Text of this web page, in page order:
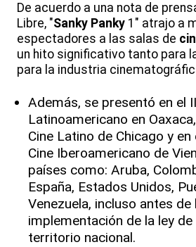
De acuerdo a una nota de
Libre, "Sanky Panky 1" atrajo a
espectadores a las salas de
un hito significativo tanto para
para la industria
Además, se presentó en el
Latinoamericano en
Cine Latino de Chicago y
Cine Iberoamericano de
países como: Aruba,
España, Estados Unidos,
Venezuela, incluso antes de
implementación de la ley de
territorio nacional.